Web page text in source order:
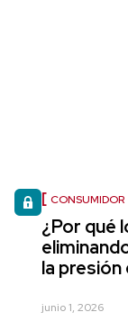
CONSUMIDOR
¿Por qué
la
junio 1, 2026